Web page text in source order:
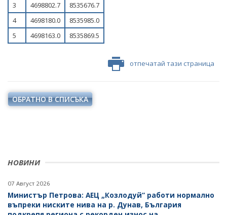
НОВИНИ
07 Август 2026
Министър Петрова: АЕЦ „Козлодуй“ работи нормално
въпреки ниските нива на р. Дунав, България
ТЕРИТОРИАЛНИ ПЛАНОВЕ ЗА СПРАВЕДЛИВ ПРЕХОД
3
4698802.7
8535676.7
4
4698180.0
8535985.0
5
4698163.0 8535869.5
отпечатай тази страница
ОБРАТНО В СПИСЪКА